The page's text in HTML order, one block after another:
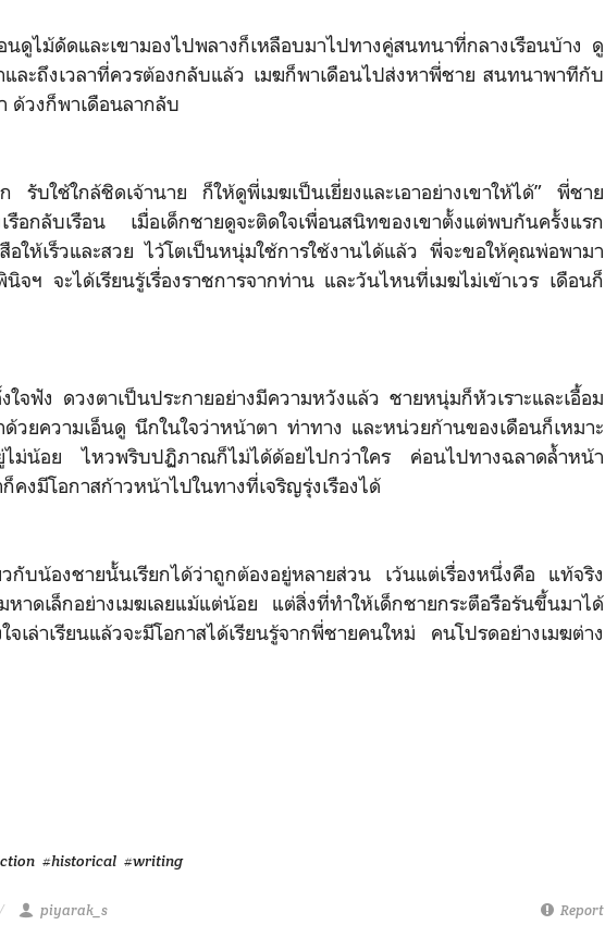
ดูไม้ดัดและเขามองไปพลางก็เหลือบมาไปทางคู่สนทนาที่กลางเรือนบ้าง ดู
และถึงเวลาที่ควรต้องกลับแล้ว เมฆก็พาเดือนไปส่งหาพี่ชาย สนทนาพาทีกับ
ด้วงก็พาเดือนลากลับ
รับใช้ใกล้ชิดเจ้านาย ก็ให้ดูพี่เมฆเป็นเยี่ยงและเอาอย่างเขาให้ได้” พี่ชาย
รือกลับเรือน เมื่อเด็กชายดูจะติดใจเพื่อนสนิทของเขาตั้งแต่พบกันครั้งแรก
อให้เร็วและสวย ไว้โตเป็นหนุ่มใช้การใช้งานได้แล้ว พี่จะขอให้คุณพ่อพามา
จฯ จะได้เรียนรู้เรื่องราชการจากท่าน และวันไหนที่เมฆไม่เข้าเวร เดือนก็
จฟัง ดวงตาเป็นประกายอย่างมีความหวังแล้ว ชายหนุ่มก็หัวเราะและเอื้อม
วยความเอ็นดู นึกในใจว่าหน้าตา ท่าทาง และหน่วยก้านของเดือนก็เหมาะ
ไม่น้อย ไหวพริบปฏิภาณก็ไม่ได้ด้อยไปกว่าใคร ค่อนไปทางฉลาดล้ำหน้า
คงมีโอกาสก้าวหน้าไปในทางที่เจริญรุ่งเรืองได้
วกับน้องชายนั้นเรียกได้ว่าถูกต้องอยู่หลายส่วน เว้นแต่เรื่องหนึ่งคือ แท้จริง
าดเล็กอย่างเมฆเลยแม้แต่น้อย แต่สิ่งที่ทำให้เด็กชายกระตือรือร้นขึ้นมาได้
เล่าเรียนแล้วจะมีโอกาสได้เรียนรู้จากพี่ชายคนใหม่ คนโปรดอย่างเมฆต่าง
#historical #writing
piyarak_s Report